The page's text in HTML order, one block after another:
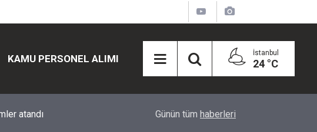
KAMU PERSONEL ALIMI İstanbul
24 °C
atandı Eğiti Bir Sen'den Kadınlar İçin Olay Teklif:
Günün tüm haberleri